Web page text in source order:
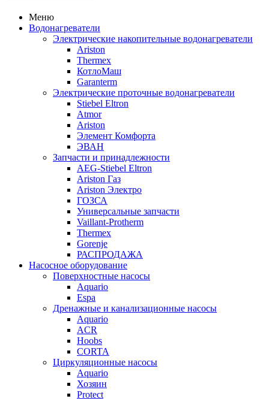
Меню
Водонагреватели
Электрические накопительные водонагреватели
Ariston
Thermex
КотлоМаш
Garanterm
Электрические проточные водонагреватели
Stiebel Eltron
Atmor
Ariston
Элемент Комфорта
ЭВАН
Запчасти и принадлежности
AEG-Stiebel Eltron
Ariston Газ
Ariston Электро
ГОЗСА
Универсальные запчасти
Vaillant-Protherm
Thermex
Gorenje
РАСПРОДАЖА
Насосное оборудование
Поверхностные насосы
Aquario
Espa
Дренажные и канализационные насосы
Aquario
ACR
Hoobs
CORTA
Циркуляционные насосы
Aquario
Хозяин
Protect